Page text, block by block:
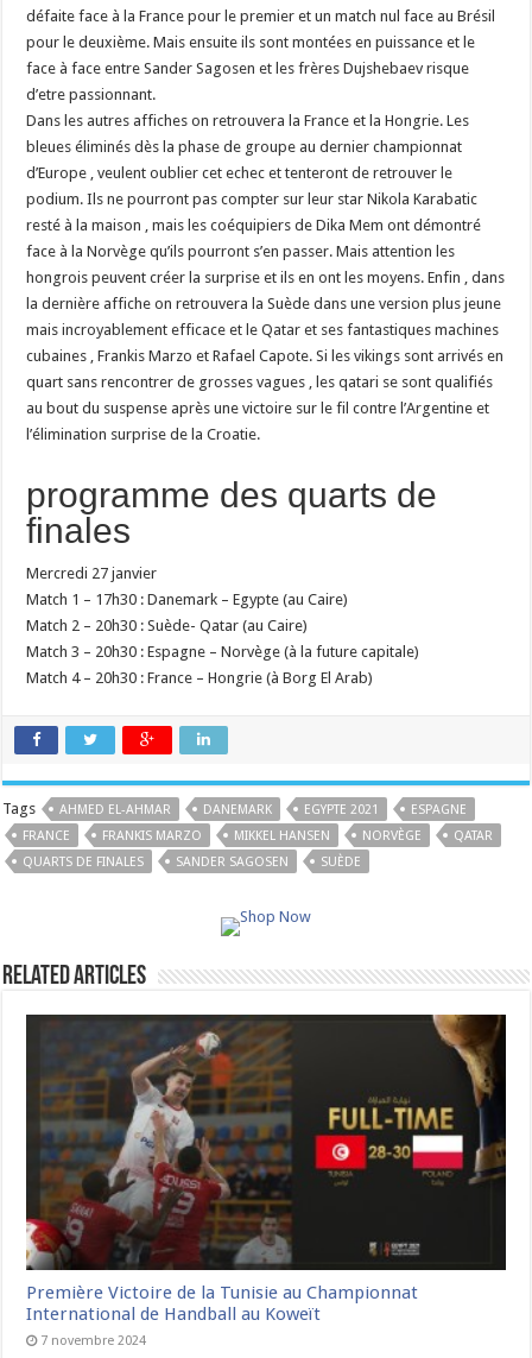
défaite face à la France pour le premier et un match nul face au Brésil
pour le deuxième. Mais ensuite ils sont montées en puissance et le
face à face entre Sander Sagosen et les frères Dujshebaev risque
d’etre passionnant.
Dans les autres affiches on retrouvera la France et la Hongrie. Les
bleues éliminés dès la phase de groupe au dernier championnat
d’Europe , veulent oublier cet echec et tenteront de retrouver le
podium. Ils ne pourront pas compter sur leur star Nikola Karabatic
resté à la maison , mais les coéquipiers de Dika Mem ont démontré
face à la Norvège qu’ils pourront s’en passer. Mais attention les
hongrois peuvent créer la surprise et ils en ont les moyens. Enfin , dans
la dernière affiche on retrouvera la Suède dans une version plus jeune
mais incroyablement efficace et le Qatar et ses fantastiques machines
cubaines , Frankis Marzo et Rafael Capote. Si les vikings sont arrivés en
quart sans rencontrer de grosses vagues , les qatari se sont qualifiés
au bout du suspense après une victoire sur le fil contre l’Argentine et
l’élimination surprise de la Croatie.
programme des quarts de
finales
Mercredi 27 janvier
Match 1 – 17h30 : Danemark – Egypte (au Caire)
Match 2 – 20h30 : Suède- Qatar (au Caire)
Match 3 – 20h30 : Espagne – Norvège (à la future capitale)
Match 4 – 20h30 : France – Hongrie (à Borg El Arab)
Tags AHMED EL-AHMAR DANEMARK EGYPTE 2021
ESPAGNE
FRANCE
FRANKIS MARZO MIKKEL HANSEN NORVÈGE
QATAR
QUARTS DE FINALES
SANDER SAGOSEN SUÈDE
Related Articles
Première Victoire de la Tunisie au Championnat
International de Handball au Koweït
7 novembre 2024